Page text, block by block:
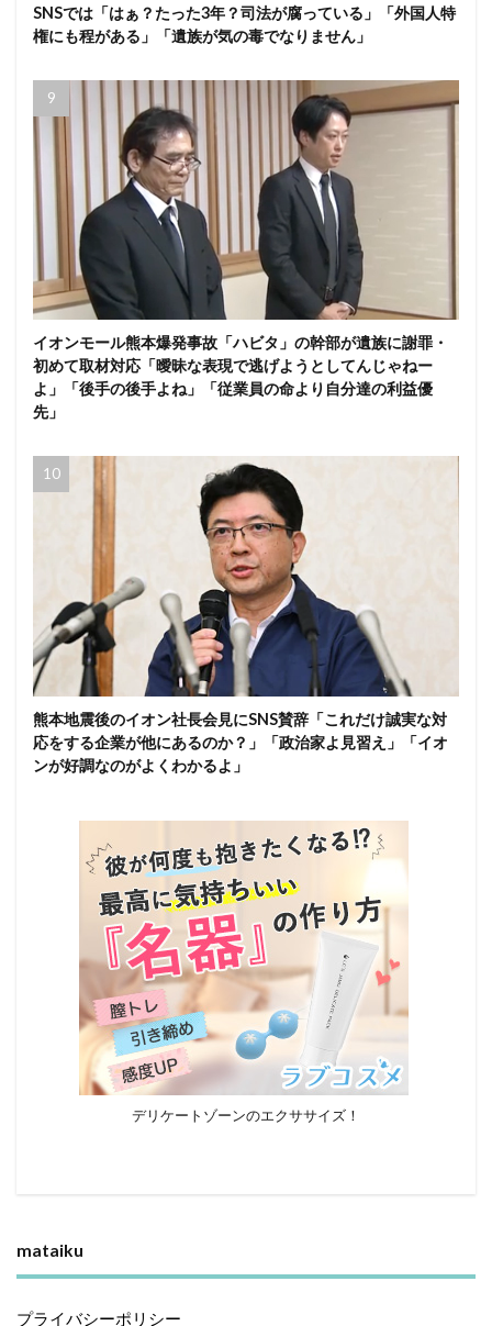
SNSでは「はぁ？たった3年？司法が腐っている」「外国人特
権にも程がある」「遺族が気の毒でなりません」
イオンモール熊本爆発事故「ハビタ」の幹部が遺族に謝罪・
初めて取材対応「曖昧な表現で逃げようとしてんじゃねー
よ」「後手の後手よね」「従業員の命より自分達の利益優
先」
熊本地震後のイオン社長会見にSNS賛辞「これだけ誠実な対
応をする企業が他にあるのか？」「政治家よ見習え」「イオ
ンが好調なのがよくわかるよ」
デリケートゾーンのエクササイズ！
mataiku
プライバシーポリシー